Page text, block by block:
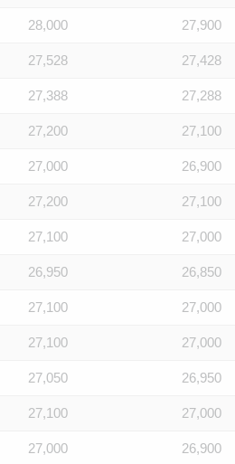
28,000 27,900
27,528 27,428
27,388 27,288
27,200 27,100
27,000 26,900
27,200 27,100
27,100 27,000
26,950 26,850
27,100 27,000
27,100 27,000
27,050 26,950
27,100 27,000
27,000 26,900